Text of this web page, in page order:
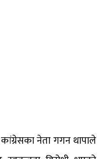
नेता गगन थापाले